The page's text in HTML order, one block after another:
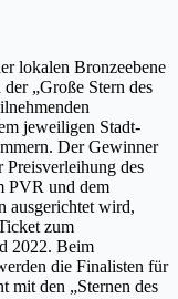
lokalen Bronzeebene
„Große Stern des
jeweiligen Stadt-
Der Gewinner
des
PVR und dem
ausgerichtet wird,
zum
2022. Beim
die Finalisten für
mit den „Sternen des